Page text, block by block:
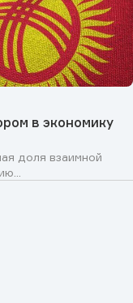
в экономику
доля взаимной